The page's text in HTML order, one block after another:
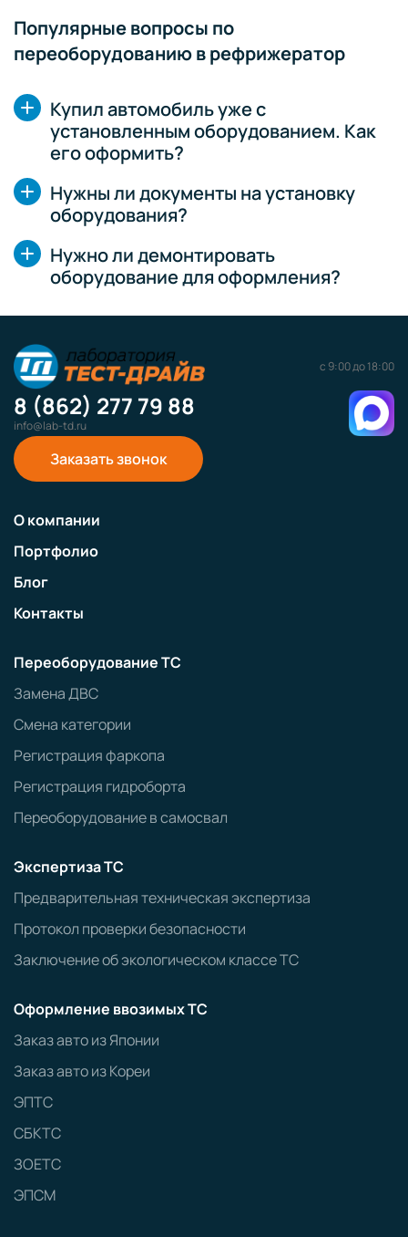
Популярные вопросы по
переоборудованию в рефрижератор
Купил автомобиль уже с
установленным оборудованием. Как
его оформить?
Нужны ли документы на установку
оборудования?
Нужно ли демонтировать
оборудование для оформления?
с 9:00 до 18:00
8 (862) 277 79 88
info@lab-td.ru
Заказать звонок
О компании
Портфолио
Блог
Контакты
Переоборудование ТС
Замена ДВС
Смена категории
Регистрация фаркопа
Регистрация гидроборта
Переоборудование в самосвал
Экспертиза ТС
Предварительная техническая экспертиза
Протокол проверки безопасности
Заключение об экологическом классе ТС
Оформление ввозимых ТС
Заказ авто из Японии
Заказ авто из Кореи
ЭПТС
СБКТС
ЗОЕТС
ЭПСМ